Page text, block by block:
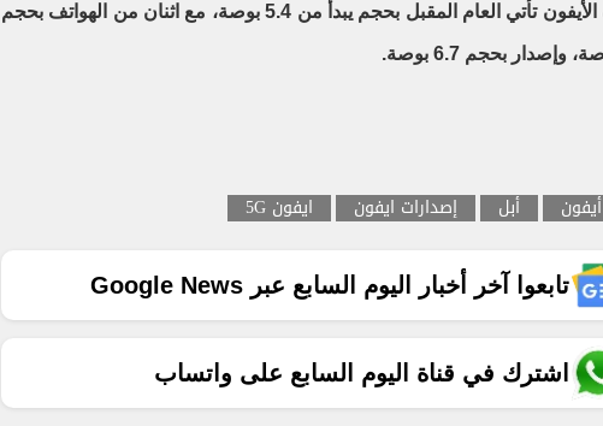
هواتف الأيفون تأتي العام المقبل بحجم يبدأ من 5.4 بوصة، مع اثنان من الهواتف بحجم
أيفون أبل إصدارات ايفون ايفون 5G
تابعوا آخر أخبار اليوم السابع عبر Google News
اشترك في قناة اليوم السابع على واتساب